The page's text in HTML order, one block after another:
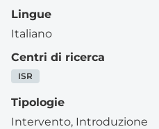
Lingue
Italiano
Centri di ricerca
ISR
Tipologie
Intervento, Introduzione